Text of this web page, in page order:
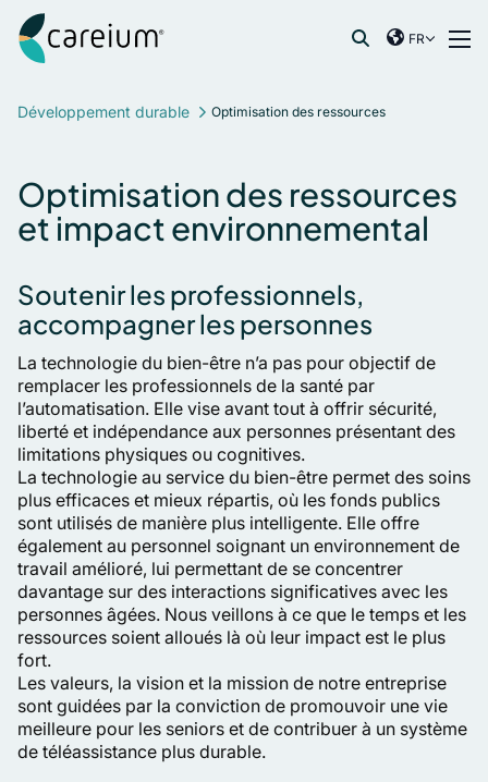
Skip to content
Careium France
FR
France
Norway
Spain
United Kingdom
Développement durable Optimisation des ressources
Optimisation des ressources
et impact environnemental
Soutenir les professionnels,
accompagner les personnes
La technologie du bien-être n’a pas pour objectif de
remplacer les professionnels de la santé par
l’automatisation. Elle vise avant tout à offrir sécurité,
liberté et indépendance aux personnes présentant des
limitations physiques ou cognitives.
La technologie au service du bien-être permet des soins
plus efficaces et mieux répartis, où les fonds publics
sont utilisés de manière plus intelligente. Elle offre
également au personnel soignant un environnement de
travail amélioré, lui permettant de se concentrer
davantage sur des interactions significatives avec les
personnes âgées. Nous veillons à ce que le temps et les
ressources soient alloués là où leur impact est le plus
fort.
Les valeurs, la vision et la mission de notre entreprise
sont guidées par la conviction de promouvoir une vie
meilleure pour les seniors et de contribuer à un système
de téléassistance plus durable.